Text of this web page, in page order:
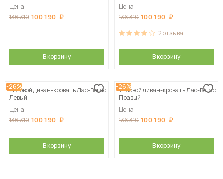
Цена
136 310 100 190
В корзину
Цена
136 310 100 190
2отзыва
В корзину
-26%
Угловой диван-кровать Лас-Вегас
Левый
Цена
136 310 100 190
В корзину
-26%
Угловой диван-кровать Лас-Вегас
Правый
Цена
136 310 100 190
В корзину